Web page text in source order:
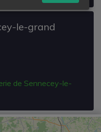
le-grand
de Sennecey-le-